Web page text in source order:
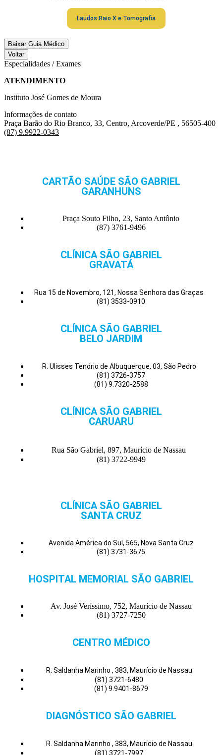
Laudos Raio X e Tomografia
Baixar Guia Médico
Voltar
Especialidades / Exames
ATENDIMENTO
Instituto José Gomes de Moura
Informações de contato
Praça Barão do Rio Branco, 33, Centro, Arcoverde/PE , 56505-400
(87) 9.9922-0343
CARTÃO SAÚDE SÃO GABRIEL
GARANHUNS
Praça Souto Filho, 23, Santo Antônio
(87) 3761-9496
CLÍNICA SÃO GABRIEL
GRAVATÁ
Rua 15 de Novembro, 121, Nossa Senhora das Graças
(81) 3533-0910
CLÍNICA SÃO GABRIEL
BELO JARDIM
R. Ulisses Tenório de Albuquerque, 03, São Pedro
(81) 3726-3757
(81) 9.7320-2588
CLÍNICA SÃO GABRIEL
CARUARU
Rua São Gabriel, 897, Maurício de Nassau
(81) 3722-9949
CLÍNICA SÃO GABRIEL
SANTA CRUZ
Avenida América do Sul, 565, Nova Santa Cruz
(81) 3731-3675
HOSPITAL MEMORIAL SÃO GABRIEL
Av. José Veríssimo, 752, Maurício de Nassau
(81) 3727-7250
CENTRO MÉDICO
R. Saldanha Marinho , 383, Maurício de Nassau
(81) 3721-6480
(81) 9.9401-8679
DIAGNÓSTICO SÃO GABRIEL
R. Saldanha Marinho , 383, Maurício de Nassau
(81) 3721-7997